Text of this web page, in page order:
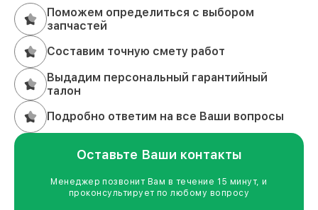
Поможем определиться с выбором
запчастей
Составим точную смету работ
Выдадим персональный гарантийный
талон
Подробно ответим на все Ваши вопросы
Оставьте Ваши контакты
Менеджер позвонит Вам в течение 15 минут, и
проконсультирует по любому вопросу